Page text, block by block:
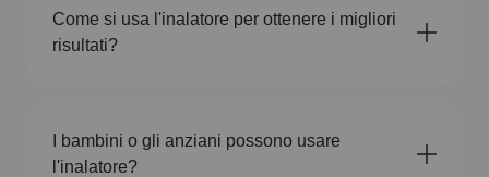
Come si usa l'inalatore per ottenere i migliori
risultati?
I bambini o gli anziani possono usare
l'inalatore?